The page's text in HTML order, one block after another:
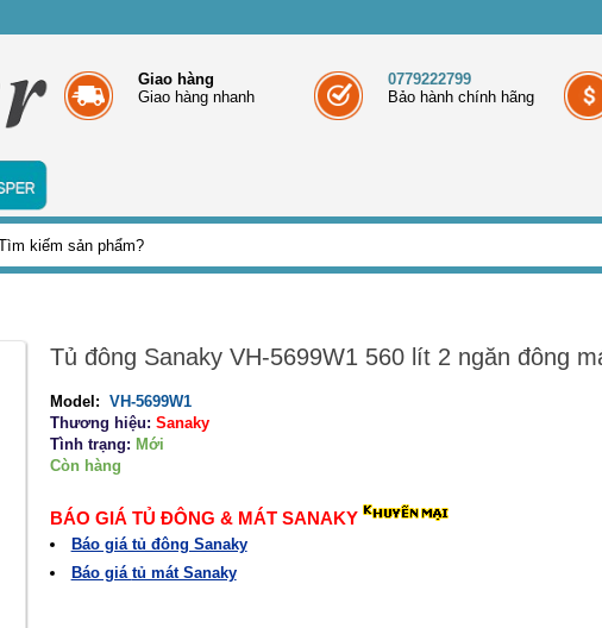
Giao hàng
Giao hàng nhanh
0779222799
Bảo hành chính hãng
Tủ đông Sanaky VH-5699W1 560 lít 2 ngăn đông
Model: VH-5699W1
Thương hiệu: Sanaky
Tình trạng: Mới
Còn hàng
BÁO GIÁ TỦ ĐÔNG & MÁT SANAKY
Báo giá tủ đông Sanaky
Báo giá tủ mát Sanaky